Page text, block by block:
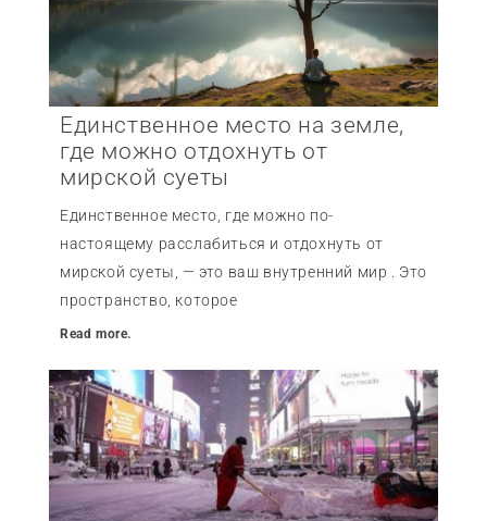
Единственное место на земле,
где можно отдохнуть от
мирской суеты
Единственное место, где можно по-
настоящему расслабиться и отдохнуть от
мирской суеты, — это ваш внутренний мир . Это
пространство, которое
Read more.